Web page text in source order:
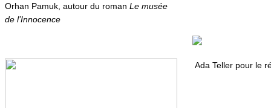
Orhan Pamuk, autour du roman Le musée
de l’Innocence
Ada Teller pour le